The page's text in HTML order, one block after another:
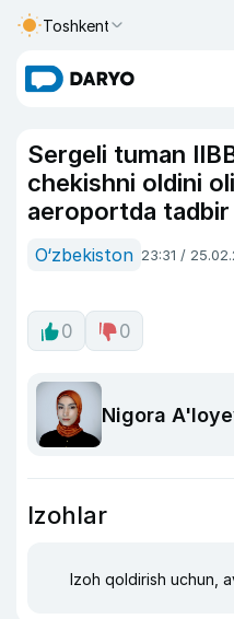
Toshkent
Sergeli tuman
chekishni oldini
aeroportda
O‘zbekiston 23:31 /
0 0
Nigora
Izohlar
Izoh qoldirish uchun,